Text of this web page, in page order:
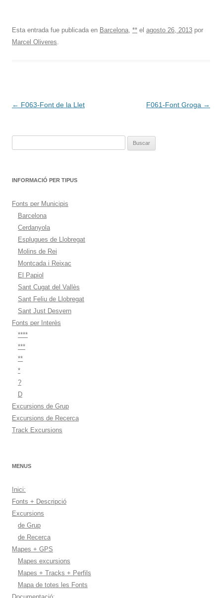
Esta entrada fue publicada en Barcelona, ** el agosto 26, 2013 por
Marcel Oliveres.
Navegación
← F063-Font de la Llet F061-Font Groga →
INFORMACIÓ PER TIPUS
Fonts per Municipis
Barcelona
Cerdanyola
Esplugues de Llobregat
Molins de Rei
Montcada i Reixac
El Papiol
Sant Cugat del Vallès
Sant Feliu de Llobregat
Sant Just Desvern
Fonts per Interès
****
***
**
*
?
D
Excursions de Grup
Excursions de Recerca
Track Excursions
MENUS
Inici:
Fonts + Descripció
Excursions
de Grup
de Recerca
Mapes + GPS
Mapes excursions
Mapes + Tracks + Perfils
Mapa de totes les Fonts